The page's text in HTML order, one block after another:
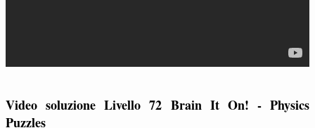
Video soluzione Livello 72 Brain It On! - Physics
Puzzles